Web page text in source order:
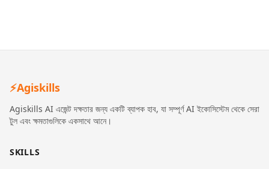
⚡Agiskills
Agiskills AI এজেন্ট দক্ষতার জন্য একটি ব্যাপক হাব, যা সম্পূর্ণ AI ইকোসিস্টেম থেকে সেরা
টুল এবং ক্ষমতাগুলিকে একসাথে আনে।
SKILLS